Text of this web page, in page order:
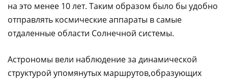
на это менее 10 лет. Таким образом было бы удобно
отправлять космические аппараты в самые
отдаленные области Солнечной системы.
Астрономы вели наблюдение за динамической
структурой упомянутых маршрутов,образующих